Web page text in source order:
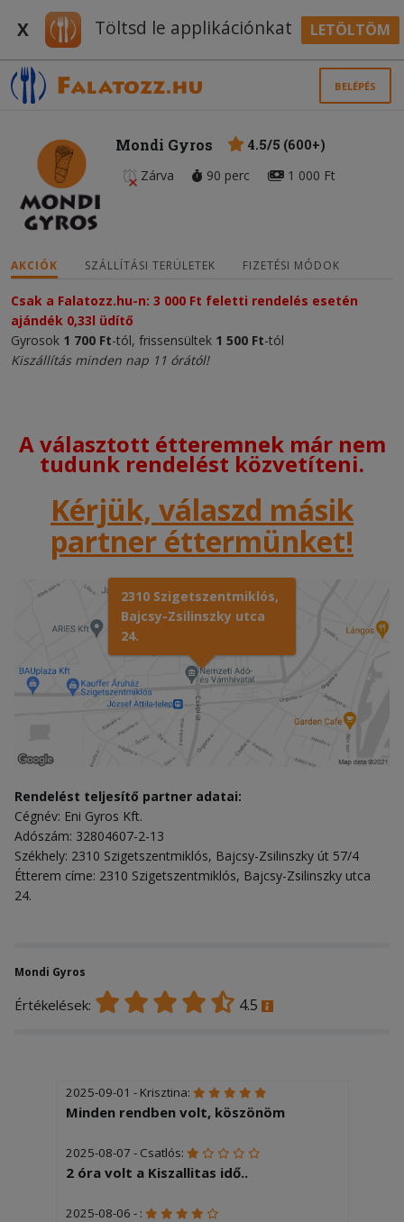
X Töltsd le applikációnkat LETÖLTÖM
BELÉPÉS
Mondi Gyros
4.5/5 (600+)
Zárva
90 perc 1 000 Ft
AKCIÓK SZÁLLÍTÁSI TERÜLETEK FIZETÉSI MÓDOK
Csak a Falatozz.hu-n: 3 000 Ft feletti rendelés esetén
ajándék 0,33l üdítő
Gyrosok 1 700 Ft-tól, frissensültek 1 500 Ft-tól
Kiszállítás minden nap 11 órától!
A választott étteremnek már nem
tudunk rendelést közvetíteni.
Kérjük, válaszd másik
partner éttermünket!
2310 Szigetszentmiklós,
Bajcsy-Zsilinszky utca
24.
Rendelést teljesítő partner adatai:
Cégnév: Eni Gyros Kft.
Adószám: 32804607-2-13
Székhely: 2310 Szigetszentmiklós, Bajcsy-Zsilinszky út 57/4
Étterem címe: 2310 Szigetszentmiklós, Bajcsy-Zsilinszky utca
24.
Mondi Gyros
Értékelések: 4.5
2025-09-01 - Krisztina:
Minden rendben volt, köszönöm
2025-08-07 - Csatlós:
2 óra volt a Kiszallitas idő..
2025-08-06 - :